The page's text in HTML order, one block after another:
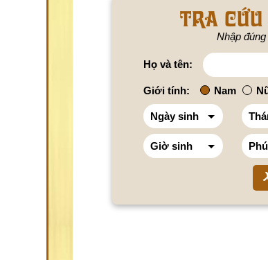
Tra
Nhập
Họ và tên:
Giới tính: Nam